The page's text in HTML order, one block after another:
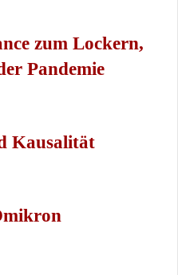
zum Lockern,
Pandemie
Kausalität